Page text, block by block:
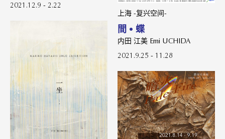
2021.12.9 - 2.22
上海 -复兴空间-
間 • 蝶
内田 江美 Emi UCHIDA
2021.9.25 - 11.28